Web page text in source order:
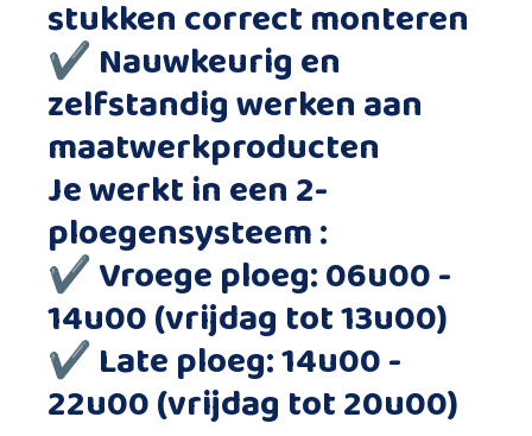
stukken correct monteren
✔ Nauwkeurig en
zelfstandig werken aan
maatwerkproducten
Je werkt in een 2-
ploegensysteem :
✔ Vroege ploeg: 06u00 -
14u00 (vrijdag tot 13u00)
✔ Late ploeg: 14u00 -
22u00 (vrijdag tot 20u00)